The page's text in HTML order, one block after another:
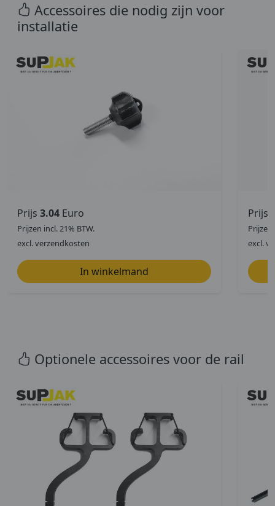
Accessoires die nodig zijn voor
installatie
Prijs 3.04 Euro
Prijzen incl. 21% BTW.
excl. verzendkosten
Prijs
Prijzen
excl.
Optionele accessoires voor de rail